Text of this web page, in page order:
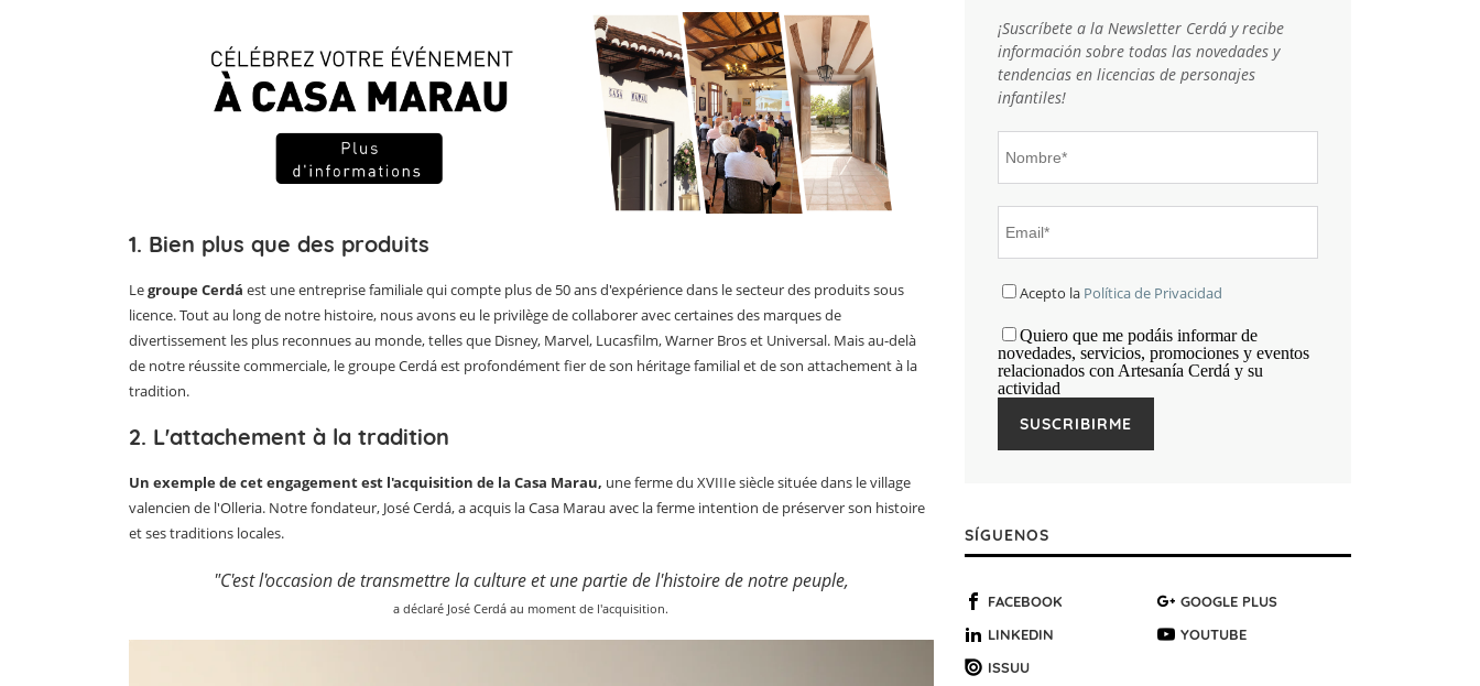
1. Bien plus que des produits
Legroupe Cerdá est une entreprise familiale qui compte plus de 50 ans d'expérience dans le secteur des produits sous
licence. Tout au long de notre histoire, nous avons eu le privilège de collaborer avec certaines des marques de
divertissement les plus reconnues au monde, telles que Disney, Marvel, Lucasfilm, Warner Bros et Universal. Mais au-delà
de notre réussite commerciale, le groupe Cerdá est profondément fier de son héritage familial et de son attachement à la
tradition.
2. L'attachement à la tradition
Un exemple de cet engagement est l'acquisition de la Casa Marau, une ferme du XVIIIe siècle située dans le village
valencien de l'Olleria. Notre fondateur, José Cerdá, a acquis la Casa Marau avec la ferme intention de préserver son histoire
et ses traditions locales.
"C'est l'occasion de transmettre la culture et une partie de l'histoire de notre peuple,
a déclaré José Cerdá au moment de l'acquisition.
¡Suscríbete a la Newsletter Cerdá y recibe
información sobre todas las novedades y
tendencias en licencias de personajes
infantiles!
Acepto la Política de Privacidad
Quiero que me podáis informar de
novedades, servicios, promociones y eventos
relacionados con Artesanía Cerdá y su
actividad
SÍGUENOS
FACEBOOK
GOOGLE PLUS
LINKEDIN
YOUTUBE
ISSUU